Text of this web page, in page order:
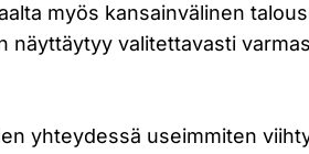
myös kansainvälinen
näyttäytyy valitettavasti
yhteydessä useimmiten